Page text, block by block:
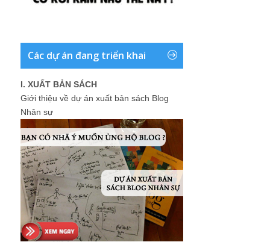
Các dự án đang triển khai
I. XUẤT BẢN SÁCH
Giới thiệu về dự án xuất bản sách Blog
Nhân sự